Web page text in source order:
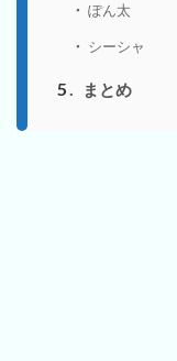
ぽん太
シーシャ
5 まとめ